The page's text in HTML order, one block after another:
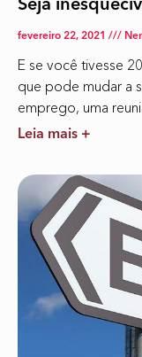
Seja
fevereiro 22, 2021
E se você tivesse
que pode mudar a
emprego, uma
Leia mais +